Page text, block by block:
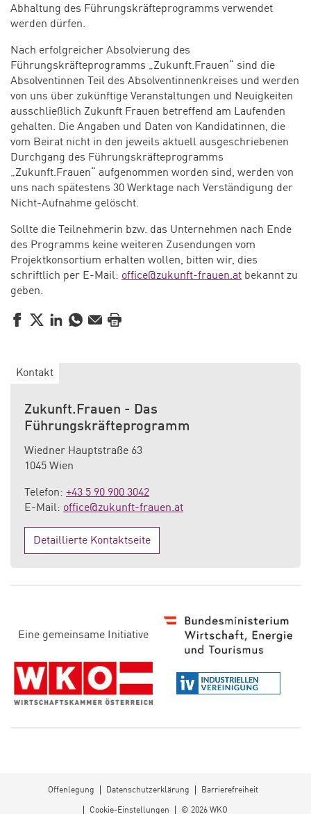
Abhaltung des Führungskräfteprogramms verwendet
werden dürfen.
Nach erfolgreicher Absolvierung des
Führungskräfteprogramms „Zukunft.Frauen“ sind die
Absolventinnen Teil des Absolventinnenkreises und werden
von uns über zukünftige Veranstaltungen und Neuigkeiten
ausschließlich Zukunft Frauen betreffend am Laufenden
gehalten. Die Angaben und Daten von Kandidatinnen, die
vom Beirat nicht in den jeweils aktuell ausgeschriebenen
Durchgang des Führungskräfteprogramms
„Zukunft.Frauen“ aufgenommen worden sind, werden von
uns nach spätestens 30 Werktage nach Verständigung der
Nicht-Aufnahme gelöscht.
Sollte die Teilnehmerin bzw. das Unternehmen nach Ende
des Programms keine weiteren Zusendungen vom
Projektkonsortium erhalten wollen, bitten wir, dies
schriftlich per E-Mail: office@zukunft-frauen.at bekannt zu
geben.
Facebook
TwitterLinkedIn
WhatsApp
E-MailDrucken
Kontakt
Zukunft.Frauen - Das
Führungskräfteprogramm
Wiedner Hauptstraße 63
1045 Wien
Telefon: +43 5 90 900 3042
E-Mail: office@zukunft-frauen.at
Detaillierte Kontaktseite
Eine gemeinsame Initiative
Offenlegung Datenschutzerklärung Barrierefreiheit
Cookie-Einstellungen © 2026 WKO